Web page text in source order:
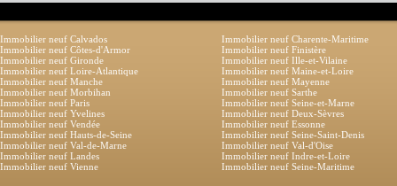
Immobilier neuf Calvados
Immobilier neuf Charente-Maritime
Immobilier neuf Côtes-d'Armor
Immobilier neuf Finistère
Immobilier neuf Gironde
Immobilier neuf Ille-et-Vilaine
Immobilier neuf Loire-Atlantique
Immobilier neuf Maine-et-Loire
Immobilier neuf Manche
Immobilier neuf Mayenne
Immobilier neuf Morbihan
Immobilier neuf Sarthe
Immobilier neuf Paris
Immobilier neuf Seine-et-Marne
Immobilier neuf Yvelines
Immobilier neuf Deux-Sèvres
Immobilier neuf Vendée
Immobilier neuf Essonne
Immobilier neuf Hauts-de-Seine
Immobilier neuf Seine-Saint-Denis
Immobilier neuf Val-de-Marne
Immobilier neuf Val-d'Oise
Immobilier neuf Landes
Immobilier neuf Indre-et-Loire
Immobilier neuf Vienne
Immobilier neuf Seine-Maritime